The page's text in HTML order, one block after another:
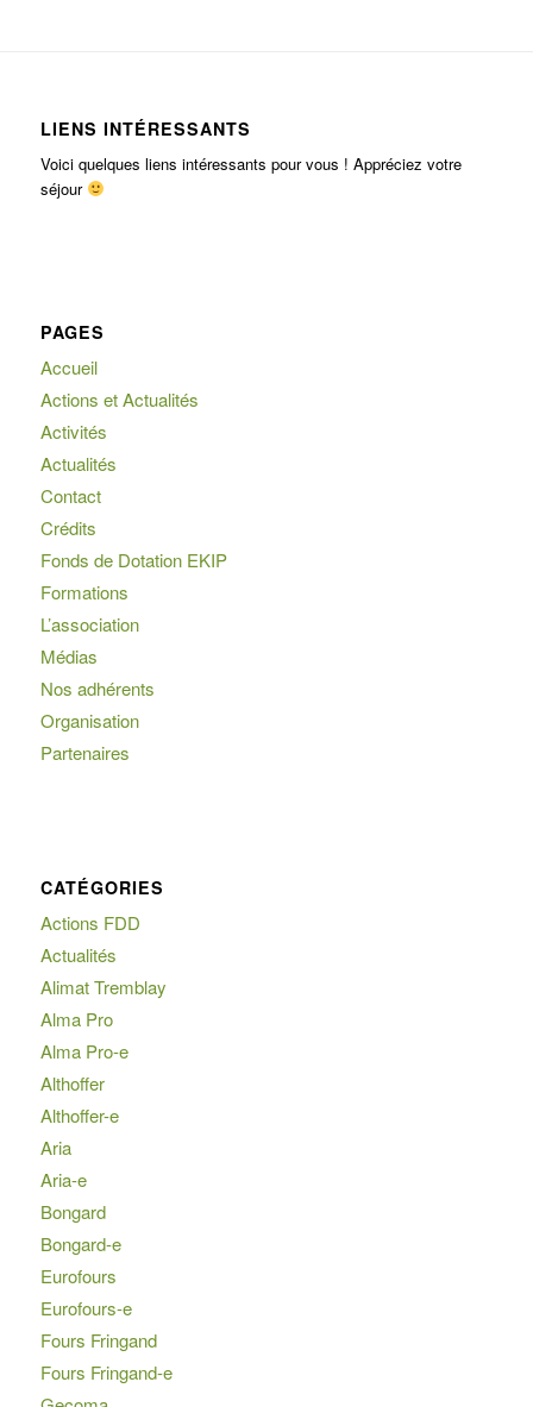
LIENS INTÉRESSANTS
Voici quelques liens intéressants pour vous ! Appréciez votre
séjour
PAGES
Accueil
Actions et Actualités
Activités
Actualités
Contact
Crédits
Fonds de Dotation EKIP
Formations
L’association
Médias
Nos adhérents
Organisation
Partenaires
CATÉGORIES
Actions FDD
Actualités
Alimat Tremblay
Alma Pro
Alma Pro-e
Althoffer
Althoffer-e
Aria
Aria-e
Bongard
Bongard-e
Eurofours
Eurofours-e
Fours Fringand
Fours Fringand-e